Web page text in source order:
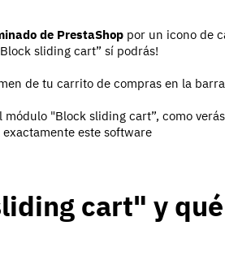
de PrestaShop por un icono de
sliding cart” sí podrás!
de tu carrito de compras en la
módulo "Block sliding cart”, como
este software
cart" y